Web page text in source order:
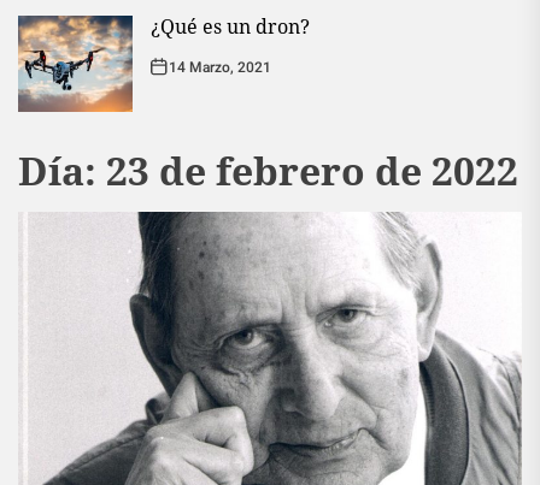
¿Qué es un dron?
14 Marzo, 2021
Día: 23 de febrero de 2022